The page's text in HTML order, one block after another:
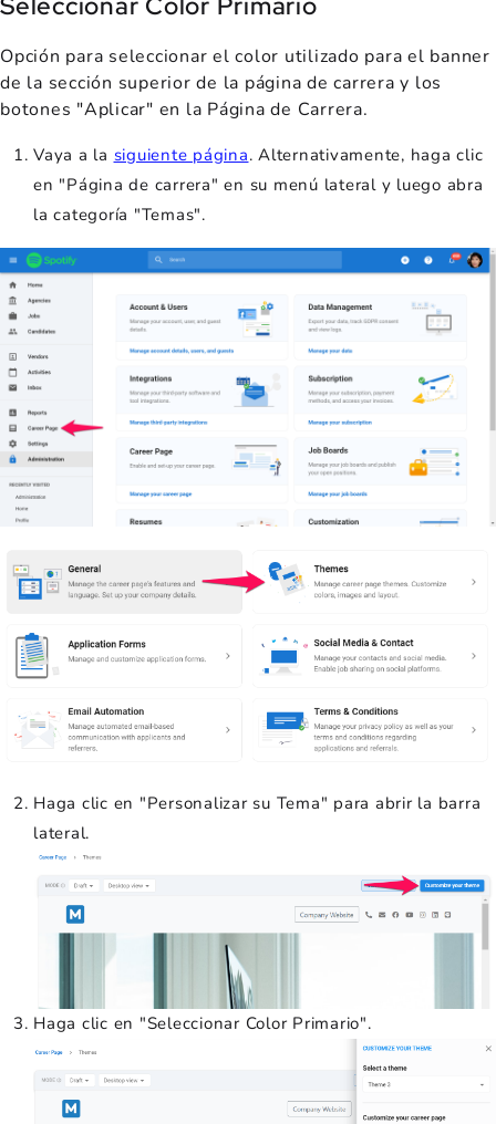
Opción para seleccionar el color utilizado para el banner
de la sección superior de la página de carrera y los
botones "Aplicar" en la Página de Carrera.
Vaya a la siguiente página. Alternativamente, haga clic
en "Página de carrera" en su menú lateral y luego abra
la categoría "Temas".
Haga clic en "Personalizar su Tema" para abrir la barra
lateral.
Haga clic en "Seleccionar Color Primario".